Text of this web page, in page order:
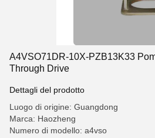
A4VSO71DR-10X-PZB13K33
Through Drive
Dettagli del prodotto
Luogo di origine: Guangdong
Marca: Haozheng
Numero di modello: a4vso